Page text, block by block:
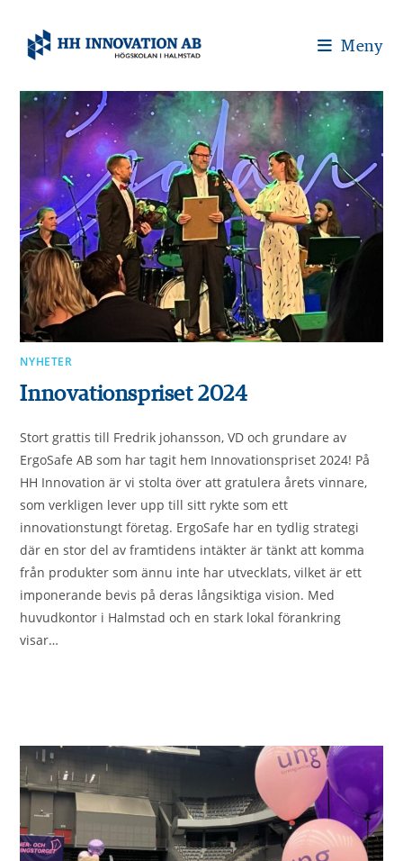
Meny
NYHETER
Innovationspriset 2024
Stort grattis till Fredrik johansson, VD och grundare av
ErgoSafe AB som har tagit hem Innovationspriset 2024! På
HH Innovation är vi stolta över att gratulera årets vinnare,
som verkligen lever upp till sitt rykte som ett
innovationstungt företag. ErgoSafe har en tydlig strategi
där en stor del av framtidens intäkter är tänkt att komma
från produkter som ännu inte har utvecklats, vilket är ett
imponerande bevis på deras långsiktiga vision. Med
huvudkontor i Halmstad och en stark lokal förankring
visar…